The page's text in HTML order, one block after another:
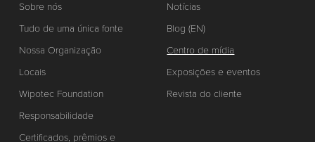
Sobre nós
Tudo de uma única fonte
Nossa Organização
Locais
Wipotec Foundation
Responsabilidade
Certificados, prêmios e
Notícias
Blog (EN)
Centro de mídia
Exposições e eventos
Revista do cliente